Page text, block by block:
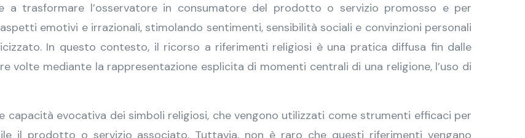
a trasformare l’osservatore in consumatore del prodotto o servizio promosso e per
emotivi e irrazionali, stimolando sentimenti, sensibilità sociali e convinzioni personali
In questo contesto, il ricorso a riferimenti religiosi è una pratica diffusa fin dalle
volte mediante la rappresentazione esplicita di momenti centrali di una religione, l’uso di
capacità evocativa dei simboli religiosi, che vengono utilizzati come strumenti efficaci per
il prodotto o servizio associato. Tuttavia, non è raro che questi riferimenti vengano